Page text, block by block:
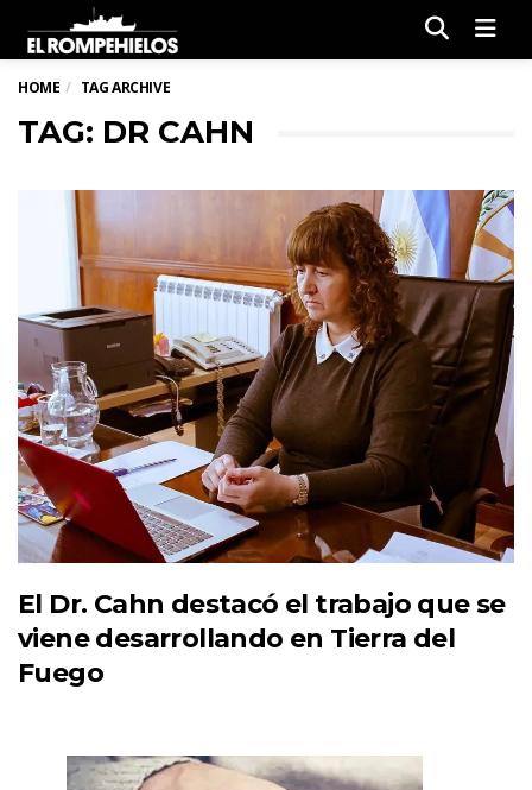
HOME TAG ARCHIVE
TAG: DR CAHN
El Dr. Cahn destacó el trabajo que se
viene desarrollando en Tierra del
Fuego